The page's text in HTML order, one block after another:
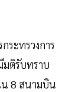
ระทรวงการ
มติรับทราบ
น 8 สนามบิน